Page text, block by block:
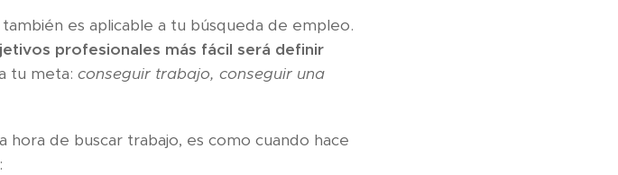
es aplicable a tu búsqueda de empleo.
profesionales más fácil será definir
tu meta: conseguir trabajo, conseguir una
de buscar trabajo, es como cuando hace